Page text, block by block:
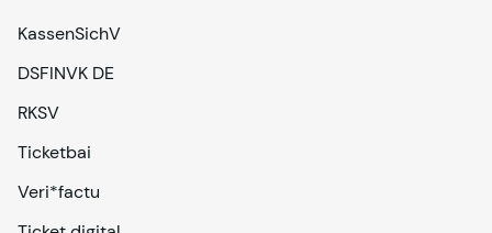
KassenSichV
DSFINVK DE
RKSV
Ticketbai
Veri*factu